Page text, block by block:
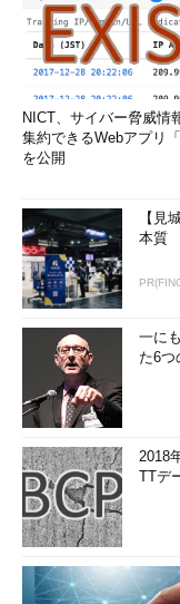
NICT、サイバー脅威情
集約できるWebアプリ
を公開
【見
本質
一に
た6つ
2018
TTデ